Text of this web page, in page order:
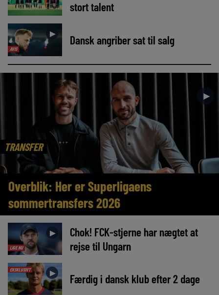
stort talent
AVIS
► Dansk angriber sat til salg
TRANSFER
►
Overblik: Her er Superligaens
sommertransfers 2026
LIGE NU
►
Chok! FCK-stjerne har nægtet at
rejse til Ungarn
EKSKLUSIVT ► Færdig i dansk klub efter 2 dage